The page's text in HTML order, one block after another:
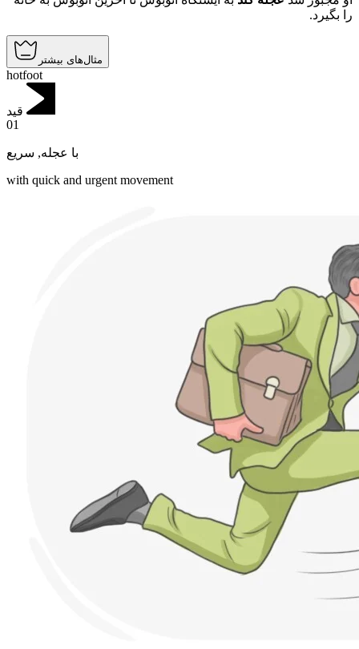
را بگیرد.
مثال‌های بیشتر
hotfoot
قید
01
با عجله, سریع
with quick and urgent movement